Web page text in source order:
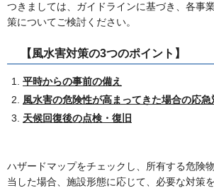
つきましては、ガイドラインに基づき、各事
策についてご検討ください。
【風水害対策の3つのポイント】
平時からの事前の備え
風水害の危険性が高まってきた場合の応急
天候回復後の点検・復旧
ハザードマップをチェックし、所有する危険
当した場合、施設形態に応じて、必要な対策